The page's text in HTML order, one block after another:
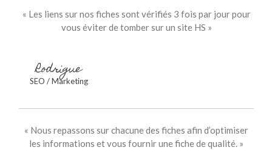
« Les liens sur nos fiches sont vérifiés 3 fois par jour pour
vous éviter de tomber sur un site HS »
Rodrigue
SEO / Marketing
« Nous repassons sur chacune des fiches afin d’optimiser
les informations et vous fournir une fiche de qualité. »